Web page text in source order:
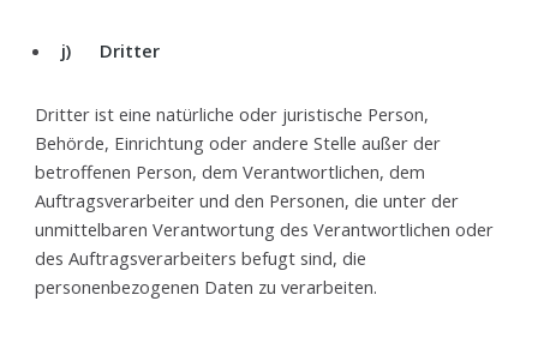
j) Dritter
Dritter ist eine natürliche oder juristische Person,
Behörde, Einrichtung oder andere Stelle außer der
betroffenen Person, dem Verantwortlichen, dem
Auftragsverarbeiter und den Personen, die unter der
unmittelbaren Verantwortung des Verantwortlichen oder
des Auftragsverarbeiters befugt sind, die
personenbezogenen Daten zu verarbeiten.